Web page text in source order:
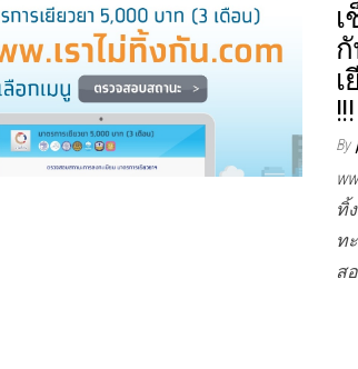
กั
!!!
By
ทิ้
ท
ส